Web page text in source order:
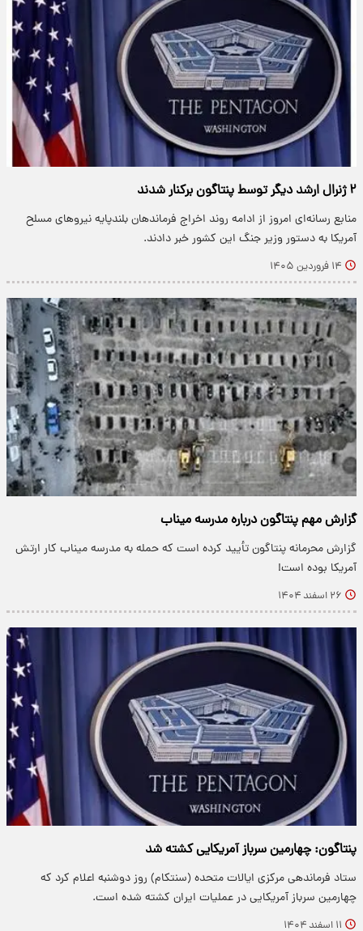
۲ ژنرال ارشد دیگر توسط پنتاگون برکنار شدند
منابع رسانه‌ای امروز از ادامه روند اخراج فرماندهان بلندپایه نیروهای مسلح
آمریکا به دستور وزیر جنگ این کشور خبر دادند.
۱۴ فروردین ۱۴۰۵
گزارش مهم پنتاگون درباره مدرسه میناب
گزارش محرمانه پنتاگون تأیید کرده است که حمله به مدرسه میناب کار ارتش
آمریکا بوده است!
۲۶ اسفند ۱۴۰۴
پنتاگون: چهارمین سرباز آمریکایی کشته شد
ستاد فرماندهی مرکزی ایالات متحده (سنتکام) روز دوشنبه اعلام کرد که
چهارمین سرباز آمریکایی در عملیات ایران کشته شده است.
۱۱ اسفند ۱۴۰۴